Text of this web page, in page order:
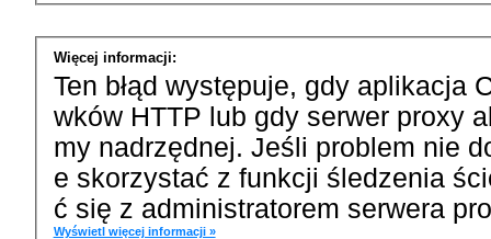
Więcej informacji:
Ten błąd występuje, gdy aplikacja
wków HTTP lub gdy serwer proxy
my nadrzędnej. Jeśli problem nie
e skorzystać z funkcji śledzenia
ć się z administratorem serwera
Wyświetl więcej informacji »